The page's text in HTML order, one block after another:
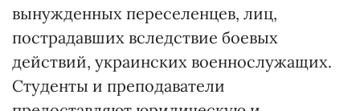
вынужденных переселенцев, лиц,
пострадавших вследствие боевых
действий, украинских военнослужащих.
Студенты и преподаватели